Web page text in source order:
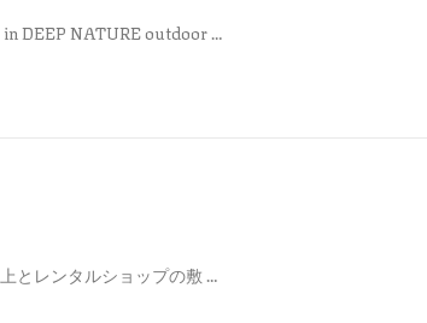
in DEEP NATURE outdoor …
とレンタルショップの敷 …